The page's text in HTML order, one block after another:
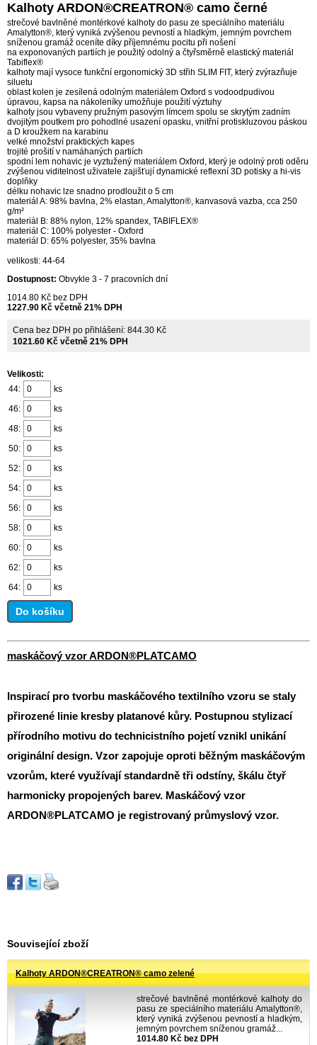
Kalhoty ARDON®CREATRON® camo černé
strečové bavlněné montérkové kalhoty do pasu ze speciálního materiálu
Amalytton®, který vyniká zvýšenou pevností a hladkým, jemným povrchem
sníženou gramáž oceníte díky příjemnému pocitu při nošení
na exponovaných partiích je použitý odolný a čtyřsměrně elastický materiál
Tabiflex®
kalhoty mají vysoce funkční ergonomický 3D střih SLIM FIT, který zvýrazňuje
siluetu
oblast kolen je zesílená odolným materiálem Oxford s vodoodpudivou
úpravou, kapsa na nákoleníky umožňuje použití výztuhy
kalhoty jsou vybaveny pružným pasovým límcem spolu se skrytým zadním
dvojitým poutkem pro pohodlné usazení opasku, vnitřní protiskluzovou páskou
a D kroužkem na karabinu
velké množství praktických kapes
trojité prošití v namáhaných partiích
spodní lem nohavic je vyztužený materiálem Oxford, který je odolný proti oděru
zvýšenou viditelnost uživatele zajišťují dynamické reflexní 3D potisky a hi-vis
doplňky
délku nohavic lze snadno prodloužit o 5 cm
materiál A: 98% bavlna, 2% elastan, Amalytton®, kanvasová vazba, cca 250
g/m²
materiál B: 88% nylon, 12% spandex, TABIFLEX®
materiál C: 100% polyester - Oxford
materiál D: 65% polyester, 35% bavlna
velikosti: 44-64
Dostupnost: Obvykle 3 - 7 pracovních dní
1014.80 Kč bez DPH
1227.90 Kč včetně 21% DPH
Cena bez DPH po přihlášení: 844.30 Kč
1021.60 Kč včetně 21% DPH
Velikosti:
44:
ks
46:
ks
48:
ks
50:
ks
52:
ks
54:
ks
56:
ks
58:
ks
60:
ks
62:
ks
64:
ks
Do košíku
maskáčový vzor ARDON®PLATCAMO
Inspirací pro tvorbu maskáčového textilního vzoru se staly
přirozené linie kresby platanové kůry. Postupnou stylizací
přírodního motivu do technicistního pojetí vznikl unikání
originální design. Vzor zapojuje oproti běžným maskáčovým
vzorům, které využívají standardně tři odstíny, škálu čtyř
harmonicky propojených barev. Maskáčový vzor
ARDON®PLATCAMO je registrovaný průmyslový vzor.
Související zboží
Kalhoty ARDON®CREATRON® camo zelené
strečové bavlněné montérkové kalhoty do
pasu ze speciálního materiálu Amalytton®,
který vyniká zvýšenou pevností a hladkým,
jemným povrchem sníženou gramáž...
1014.80 Kč bez DPH